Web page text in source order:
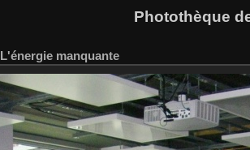
Photothèque
L'énergie manquante